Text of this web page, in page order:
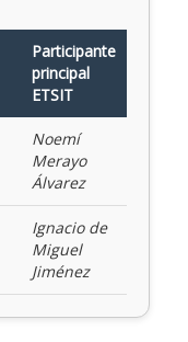
Participante
principal
ETSIT
Noemí
Merayo
Álvarez
Ignacio de
Miguel
Jiménez